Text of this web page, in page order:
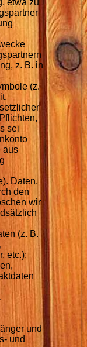
etwa zu
z. B. in
(z.
sei
aus
Daten,
den
wir
(z. B.
etc.);
und
und